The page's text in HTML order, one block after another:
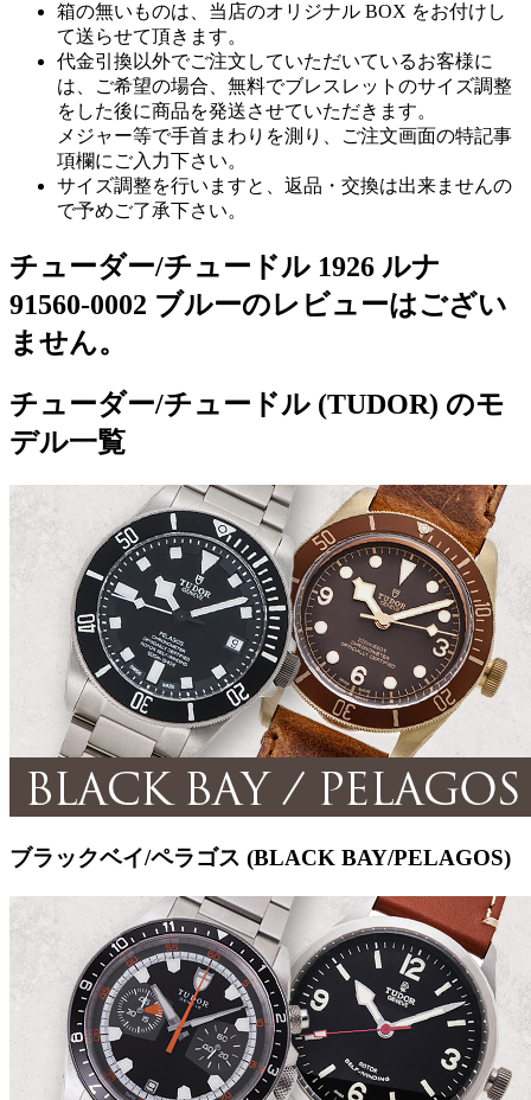
箱の無いものは、当店のオリジナル BOX をお付けし
て送らせて頂きます。
代金引換以外でご注文していただいているお客様に
は、ご希望の場合、無料でブレスレットのサイズ調整
をした後に商品を発送させていただきます。
メジャー等で手首まわりを測り、ご注文画面の特記事
項欄にご入力下さい。
サイズ調整を行いますと、返品・交換は出来ませんの
で予めご了承下さい。
チューダー/チュードル 1926 ルナ
91560-0002 ブルーのレビューはござい
ません。
チューダー/チュードル (TUDOR) のモ
デル一覧
ブラックベイ/ペラゴス (BLACK BAY/PELAGOS)